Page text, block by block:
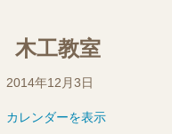
木工教室
木
教
2014年12月3日
カレンダーを表示